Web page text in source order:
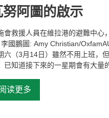
努阿圖的啟示
會救援人員在維拉港的避難中心
國鵬圖: Amy Christian/
六（3月14日）雖然不用上班，
已知道接下來的一星期會有大量
读更多